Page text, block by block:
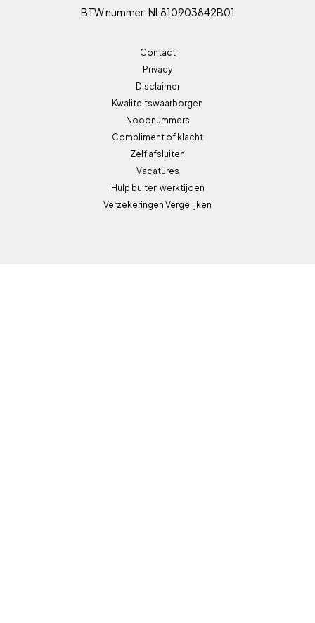
BTW nummer: NL810903842B01
Contact
Privacy
Disclaimer
Kwaliteitswaarborgen
Noodnummers
Compliment of klacht
Zelf afsluiten
Vacatures
Hulp buiten werktijden
Verzekeringen Vergelijken